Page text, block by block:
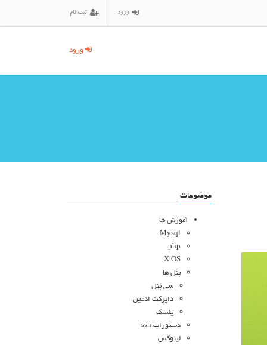
ورود ثبت نام
ورود
موضوعات
آموزش ها
Mysql
php
X OS
پنل ها
سی پنل
دایرکت ادمین
پلسک
دستورات ssh
لینوکس